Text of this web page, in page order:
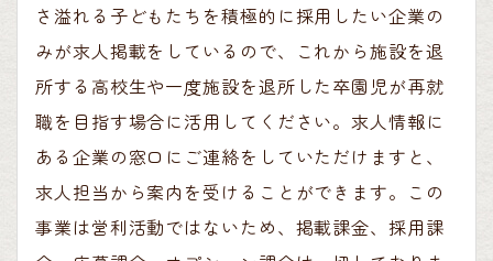
さ溢れる子どもたちを積極的に採用したい企業の
みが求人掲載をしているので、これから施設を退
所する高校生や一度施設を退所した卒園児が再就
職を目指す場合に活用してください。求人情報に
ある企業の窓口にご連絡をしていただけますと、
求人担当から案内を受けることができます。この
事業は営利活動ではないため、掲載課金、採用課